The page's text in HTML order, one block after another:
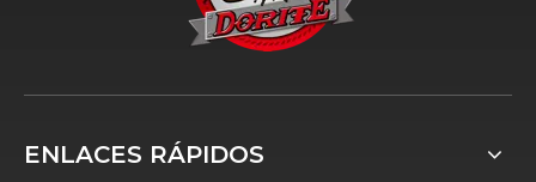
ENLACES RÁPIDOS